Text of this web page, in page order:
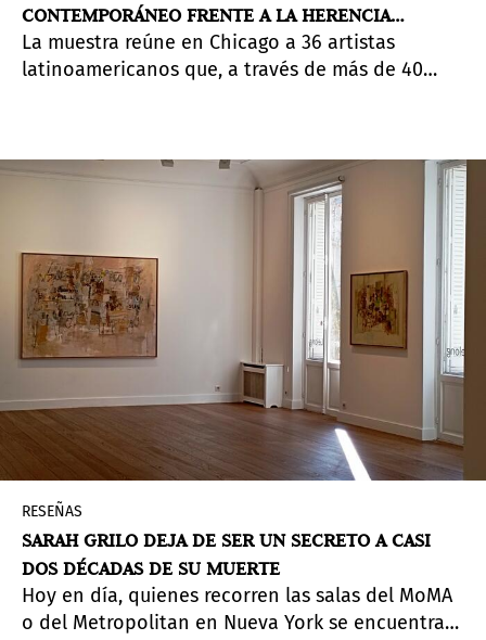
CONTEMPORÁNEO FRENTE A LA HERENCIA
COLONIAL
La muestra reúne en Chicago a 36 artistas
latinoamericanos que, a través de más de 40
RESEÑAS
SARAH GRILO DEJA DE SER UN SECRETO A CASI
DOS DÉCADAS DE SU MUERTE
Hoy en día, quienes recorren las salas del MoMA
o del Metropolitan en Nueva York se encuentran